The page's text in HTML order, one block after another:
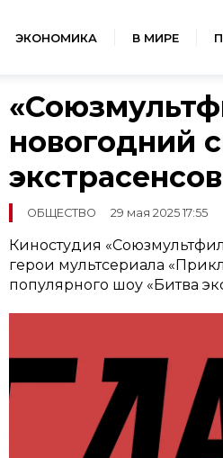
ЭКОНОМИКА В МИРЕ
новогодний
ОБЩЕСТВО 29 мая 2025 17:55
Киностудия
герои мультсериала
популярного шоу «Битва